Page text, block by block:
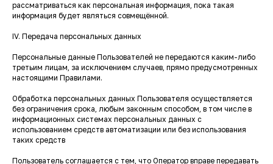
рассматриваться как персональная информация, пока такая
информация будет являться совмещённой.
IV. Передача персональных данных
Персональные данные Пользователей не передаются каким-либо
третьим лицам, за исключением случаев, прямо предусмотренных
настоящими Правилами.
Обработка персональных данных Пользователя осуществляется
без ограничения срока, любым законным способом, в том числе в
информационных системах персональных данных с
использованием средств автоматизации или без использования
таких средств
Пользователь соглашается с тем, что Оператор вправе передавать